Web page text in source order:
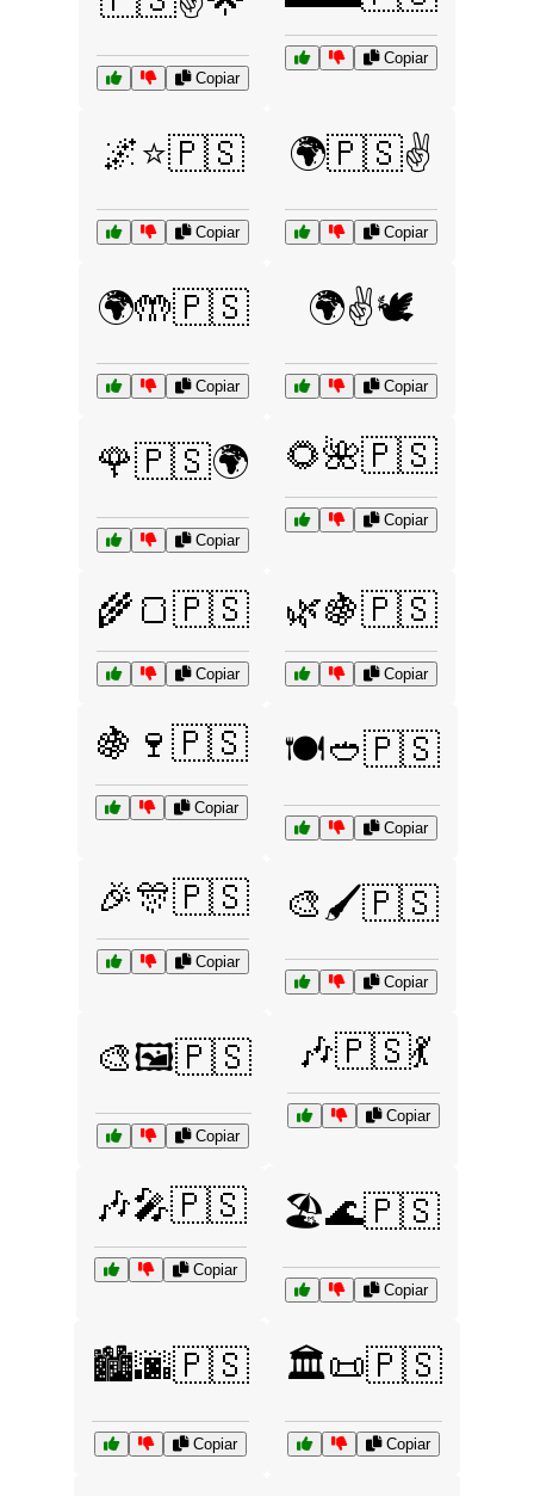
Copiar
Copiar
🌌⭐🇵🇸
Copiar
🌍🇵🇸✌️
Copiar
🌍🤲🇵🇸
Copiar
🌍✌️🕊️
Copiar
🌹🇵🇸🌍
Copiar
🌻🌺🇵🇸
Copiar
🌾🍞🇵🇸
Copiar
🌿🍇🇵🇸
Copiar
🍇🍷🇵🇸
Copiar
🍽️🥙🇵🇸
Copiar
🎉🎊🇵🇸
Copiar
🎨🖌️🇵🇸
Copiar
🎨🖼️🇵🇸
Copiar
🎶🇵🇸💃
Copiar
🎶🎤🇵🇸
Copiar
🏖️🌊🇵🇸
Copiar
🏙️🌆🇵🇸
Copiar
🏛️📜🇵🇸
Copiar